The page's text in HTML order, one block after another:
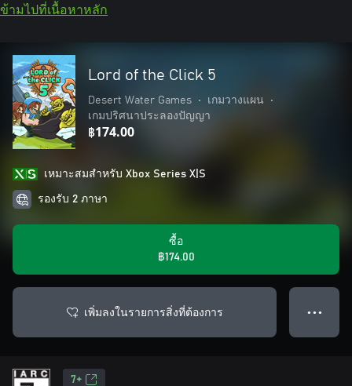
ข้ามไปที่เนื้อหาหลัก
Lord of the Click 5
Desert Water Games • เกมวางแผน
•
เกมปริศนาประลองปัญญา
฿174.00
เหมาะสมสําหรับ Xbox Series X|S
รองรับ 2 ภาษา
ซื้อ
฿174.00
เพิ่มลงในรายการสิ่งที่ต้องการ ● ● ●
7+